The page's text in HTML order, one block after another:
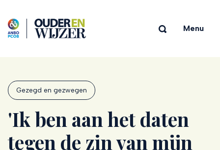
Menu
Gezegd en gezwegen
'Ik ben aan het daten
tegen de zin van mijn